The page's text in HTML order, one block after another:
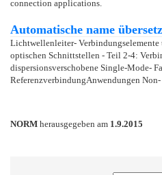
connection applications.
Automatische name
Lichtwellenleiter- Verbindungselemente
optischen Schnittstellen - Teil 2-4:
dispersionsverschobene Single-Mode-
ReferenzverbindungAnwendungen
NORM herausgegeben am 1.9.2015